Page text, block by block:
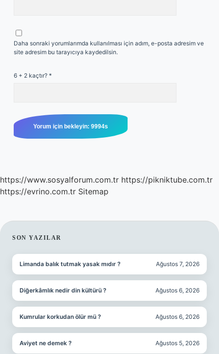
Daha sonraki yorumlarımda kullanılması için adım, e-posta adresim ve
site adresim bu tarayıcıya kaydedilsin.
6 + 2 kaçtır? *
https://www.sosyalforum.com.tr https://pikniktube.com.tr
https://evrino.com.tr Sitemap
SIDEBAR
SON YAZILAR
Limanda balık tutmak yasak mıdır ? Ağustos 7, 2026
Diğerkâmlık nedir din kültürü ? Ağustos 6, 2026
Kumrular korkudan ölür mü ? Ağustos 6, 2026
Aviyet ne demek ? Ağustos 5, 2026